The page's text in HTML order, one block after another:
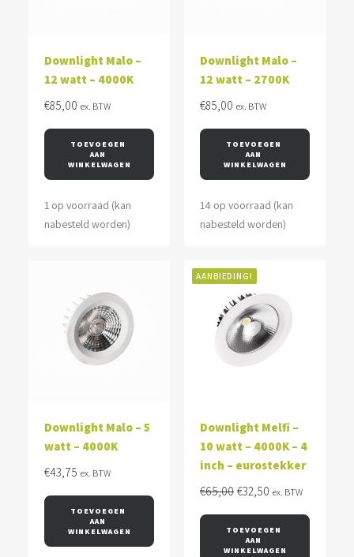
Downlight Malo –
12 watt – 4000K
€85,00 ex. BTW
TOEVOEGEN
AAN
WINKELWAGEN
1 op voorraad (kan
nabesteld worden)
Downlight Malo –
12 watt – 2700K
€85,00 ex. BTW
TOEVOEGEN
AAN
WINKELWAGEN
14 op voorraad (kan
nabesteld worden)
Downlight Malo – 5
watt – 4000K
€43,75 ex. BTW
TOEVOEGEN
AAN
WINKELWAGEN
AANBIEDING!
Downlight Melfi –
10 watt – 4000K – 4
inch – eurostekker
€65,00 Oorspronkelijke
was:
€65,00.
€32,50 Huidige
is:
€32,50.
ex. BTW
TOEVOEGEN
AAN
WINKELWAGEN